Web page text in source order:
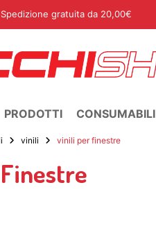
Spedizione gratuita da 20,00€
PRODOTTI CONSUMABILI
vinili vinili per finestre